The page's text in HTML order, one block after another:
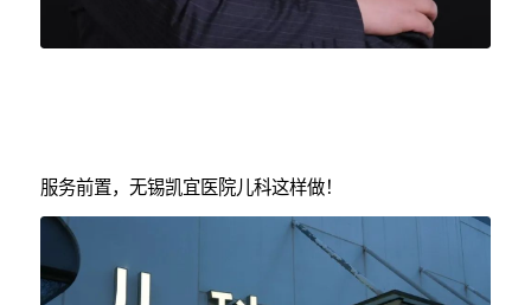
服务前置，无锡凯宜医院儿科这样做！